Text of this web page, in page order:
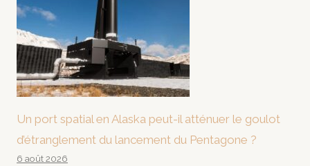
Un port spatial en Alaska peut-il atténuer le goulot
d’étranglement du lancement du Pentagone ?
6 août 2026